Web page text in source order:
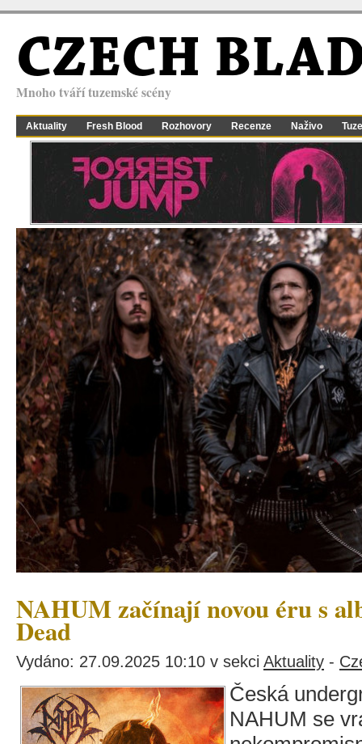
CZECH
Mnoho tváří tuzemské scény
Aktuality Fresh Blood Rozhovory Recenze Naživo
NAHUM začínají novou éru s
Dead
Vydáno: 27.09.2025 10:10 v sekci Aktuality -
Česká
NAHUM se